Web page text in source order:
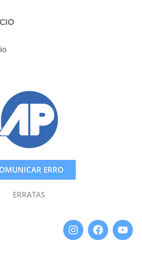
ERRO
ERRATAS